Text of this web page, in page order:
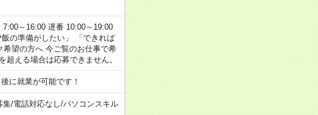
～16:00 遅番 10:00～19:00
の準備がしたい」 「できれば
望の方へ 今ご覧のお仕事で希
える場合は応募できません。
に就業が可能です！
集/電話対応なし/パソコンスキル